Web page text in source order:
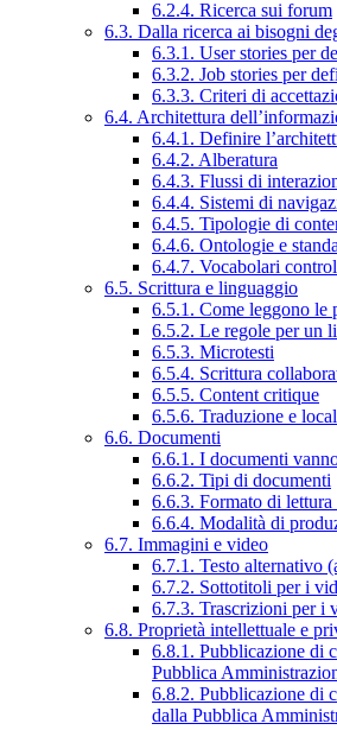
6.2.4. Ricerca sui forum
6.3. Dalla ricerca ai bisogni
6.3.1. User stories per
6.3.2. Job stories per
6.3.3. Criteri di
6.4. Architettura
6.4.1. Definire
6.4.2. Alberatura
6.4.3. Flussi di
6.4.4. Sistemi di
6.4.5. Tipologie di
6.4.6. Ontologie e
6.4.7. Vocabolari
6.5. Scrittura e linguaggio
6.5.1. Come leggono le
6.5.2. Le regole per un
6.5.3. Microtesti
6.5.4. Scrittura
6.5.5. Content critique
6.5.6. Traduzione e
6.6. Documenti
6.6.1. I documenti
6.6.2. Tipi di documenti
6.6.3. Formato di
6.6.4. Modalità di
6.7. Immagini e video
6.7.1. Testo alternativo
6.7.2. Sottotitoli per i
6.7.3. Trascrizioni per i
6.8. Proprietà intellettuale e
6.8.1. Pubblicazione di
Pubblica
6.8.2. Pubblicazione di
dalla Pubblica